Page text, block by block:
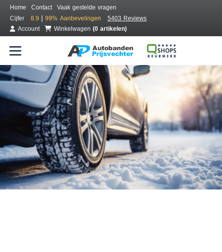
Home Contact
Vaak gestelde vragen
Cijfer
8.9 | 99% Aanbevelingen
5403 Reviews
Account
Winkelwagen (0 artikelen)
Bestel voordelig winterbanden
Gratis bezorgd of montage bij jou in de buurt
Seizoen:
Merken: